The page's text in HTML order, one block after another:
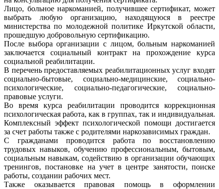
Лицо, больное наркоманией, получившее сертификат, может
выбрать любую организацию, находящуюся в реестре
министерства по молодежной политике Иркутской области,
прошедшую добровольную сертификацию.
После выбора организации с лицом, больным наркоманией
заключается социальный контракт на прохождение курса
социальной реабилитации.
В перечень предоставляемых реабилитационных услуг входят
социально-бытовые, социально-медицинские, социально-
психологические, социально-педагогические, социально-
правовые услуги.
Во время курса реабилитации проводится коррекционная
психологическая работа, как в группах, так и индивидуальная.
Комплексный эффект психологической помощи достигается
за счет работы также с родителями наркозависимых граждан.
С гражданами проводится работа по восстановлению
трудовых навыков, обучению профессиональным, бытовым,
социальным навыкам, содействию в организации обучающих
тренингов, постановке на учет в центре занятости, поиске
работы, создании рабочих мест.
Также оказывается правовая помощь в оформлении